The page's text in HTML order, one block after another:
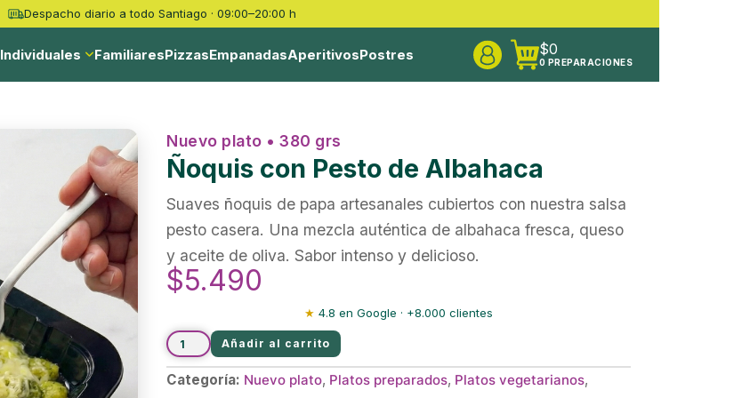
Despacho diario a todo Santiago · 09:00–20:00 h
Individuales FamiliaresPizzasEmpanadasAperitivosPostres $0
0 PREPARACIONES
Nuevo plato • 380 grs
Ñoquis con Pesto de Albahaca
Suaves ñoquis de papa artesanales cubiertos con nuestra salsa
pesto casera. Una mezcla auténtica de albahaca fresca, queso
y aceite de oliva. Sabor intenso y delicioso.
$5.490
★ 4.8 en Google · +8.000 clientes
Añadir al carrito
Categoría: Nuevo plato, Platos preparados, Platos vegetarianos,